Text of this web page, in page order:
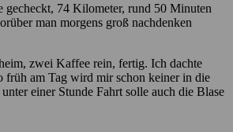
gecheckt, 74 Kilometer, rund 50 Minuten
man morgens groß nachdenken
zwei Kaffee rein, fertig. Ich dachte
früh am Tag wird mir schon keiner in die
einer Stunde Fahrt solle auch die Blase